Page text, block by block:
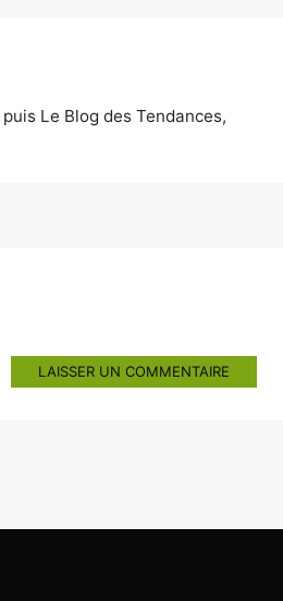
Le Blog des Tendances,
LAISSER UN COMMENTAIRE